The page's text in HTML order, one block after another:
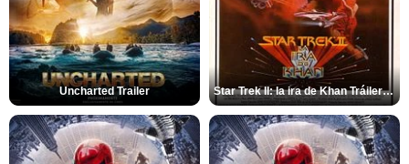
Uncharted Trailer Star Trek II: la ira de Khan Tráiler VO